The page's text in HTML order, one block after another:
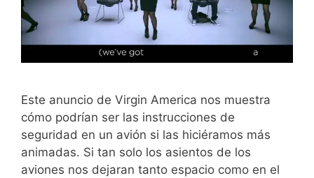
Este anuncio de Virgin America nos muestra
cómo podrían ser las instrucciones de
seguridad en un avión si las hiciéramos más
animadas. Si tan solo los asientos de los
aviones nos dejaran tanto espacio como en el